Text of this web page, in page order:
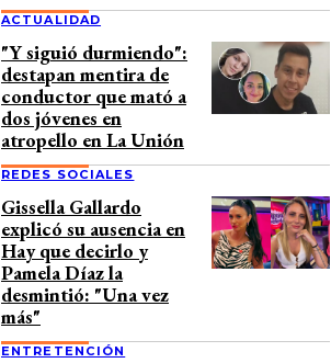
ACTUALIDAD
"Y siguió durmiendo":
destapan mentira de
conductor que mató a
dos jóvenes en
atropello en La Unión
REDES SOCIALES
Gissella Gallardo
explicó su ausencia en
Hay que decirlo y
Pamela Díaz la
desmintió: "Una vez
más"
ENTRETENCIÓN